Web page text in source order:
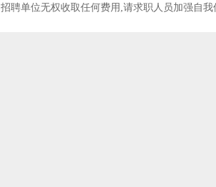
招聘单位无权收取任何费用,请求职人员加强自